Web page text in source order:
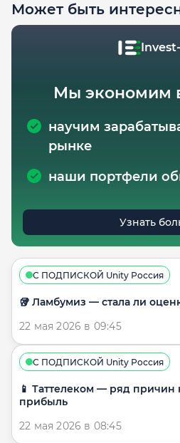
Может быть
Мы экономим
научим
рынке
наши портфели
Узнать
С ПОДПИСКОЙ Unity Россия
🥡 Ламбумиз — стала ли
22 мая 2026 в 09:45
С ПОДПИСКОЙ Unity Россия
📱 Таттелеком — ряд причин
прибыль
22 мая 2026 в 08:45